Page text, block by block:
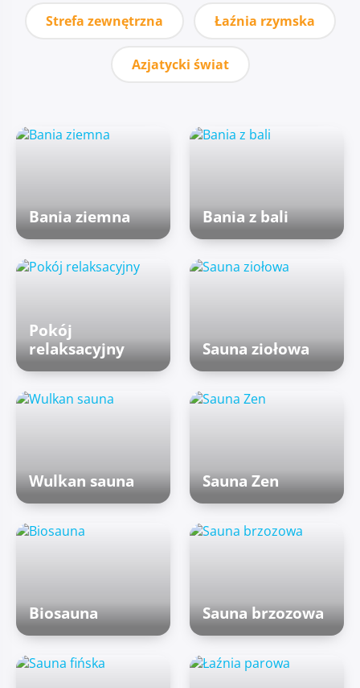
Strefa zewnętrzna Łaźnia rzymska
Azjatycki świat
Bania ziemna Bania z bali
Pokój
relaksacyjny
Sauna ziołowa
Wulkan sauna Sauna Zen
Biosauna Sauna brzozowa